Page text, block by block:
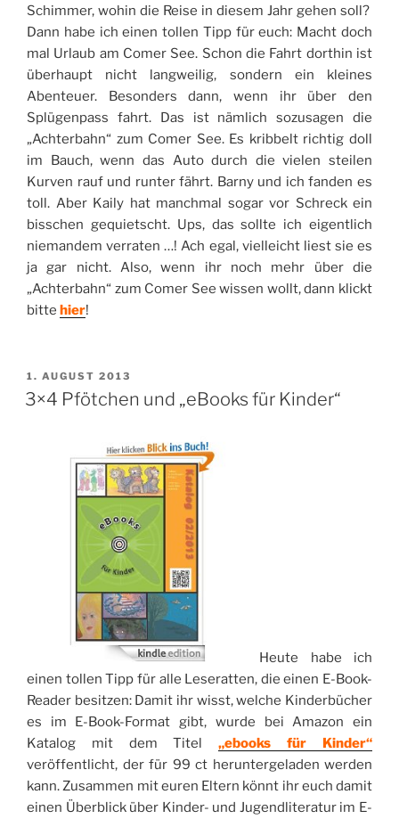
Schimmer, wohin die Reise in diesem Jahr gehen soll?
Dann habe ich einen tollen Tipp für euch: Macht doch
mal Urlaub am Comer See. Schon die Fahrt dorthin ist
überhaupt nicht langweilig, sondern ein kleines
Abenteuer. Besonders dann, wenn ihr über den
Splügenpass fahrt. Das ist nämlich sozusagen die
„Achterbahn“ zum Comer See. Es kribbelt richtig doll
im Bauch, wenn das Auto durch die vielen steilen
Kurven rauf und runter fährt. Barny und ich fanden es
toll. Aber Kaily hat manchmal sogar vor Schreck ein
bisschen gequietscht. Ups, das sollte ich eigentlich
niemandem verraten …! Ach egal, vielleicht liest sie es
ja gar nicht. Also, wenn ihr noch mehr über die
„Achterbahn“ zum Comer See wissen wollt, dann klickt
bitte hier!
VERÖFFENTLICHT
AM
1. AUGUST 2013
3×4 Pfötchen und „eBooks für Kinder“
Heute habe ich
einen tollen Tipp für alle Leseratten, die einen E-Book-
Reader besitzen: Damit ihr wisst, welche Kinderbücher
es im E-Book-Format gibt, wurde bei Amazon ein
Katalog mit dem Titel
„ebooks für Kinder“
veröffentlicht, der für 99 ct heruntergeladen werden
kann. Zusammen mit euren Eltern könnt ihr euch damit
einen Überblick über Kinder- und Jugendliteratur im E-